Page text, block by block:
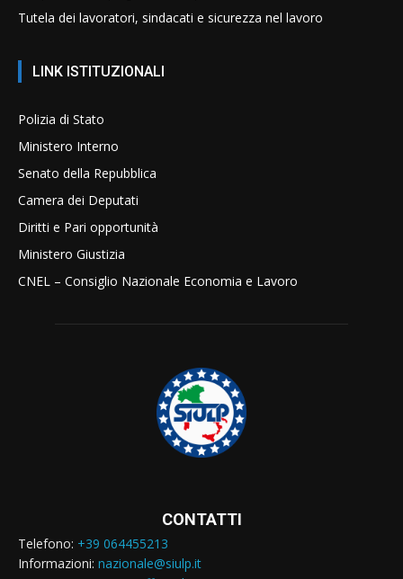
Tutela dei lavoratori, sindacati e sicurezza nel lavoro
LINK ISTITUZIONALI
Polizia di Stato
Ministero Interno
Senato della Repubblica
Camera dei Deputati
Diritti e Pari opportunità
Ministero Giustizia
CNEL – Consiglio Nazionale Economia e Lavoro
CONTATTI
Telefono: +39 064455213
Informazioni: nazionale@siulp.it